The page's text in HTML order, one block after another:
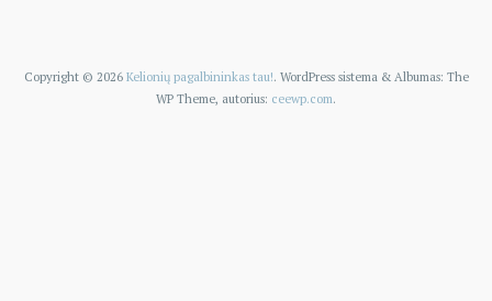
Copyright © 2026 Kelionių pagalbininkas tau!. WordPress sistema & Albumas: The
WP Theme, autorius: ceewp.com.